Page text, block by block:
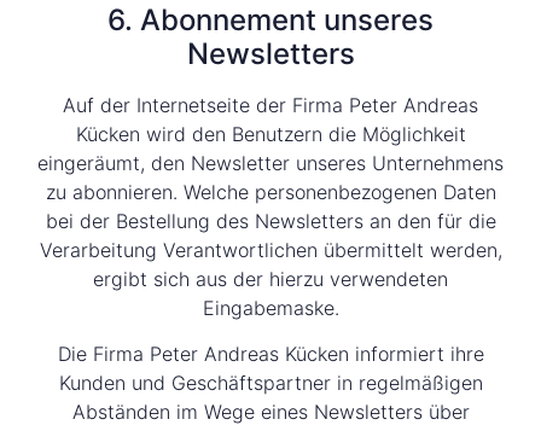
6. Abonnement unseres
Newsletters
Auf der Internetseite der Firma Peter Andreas
Kücken wird den Benutzern die Möglichkeit
eingeräumt, den Newsletter unseres Unternehmens
zu abonnieren. Welche personenbezogenen Daten
bei der Bestellung des Newsletters an den für die
Verarbeitung Verantwortlichen übermittelt werden,
ergibt sich aus der hierzu verwendeten
Eingabemaske.
Die Firma Peter Andreas Kücken informiert ihre
Kunden und Geschäftspartner in regelmäßigen
Abständen im Wege eines Newsletters über